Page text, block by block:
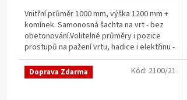
z
5
hvězdiček.
Vnitřní průměr 1000 mm, výška 1200 mm +
komínek. Samonosná šachta na vrt - bez
obetonování.Volitelné průměry i pozice
prostupů na pažení vrtu, hadice i elektřinu -
požadované...
Doprava Zdarma Kód: 2100/21